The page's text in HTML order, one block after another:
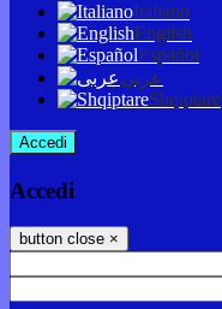
Italiano
English
Español
عربى
Shqiptare
Accedi
Accedi
button close ×